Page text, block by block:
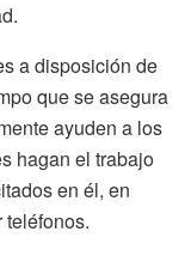
a disposición de
que se asegura
ayuden a los
hagan el trabajo
en él, en
teléfonos.